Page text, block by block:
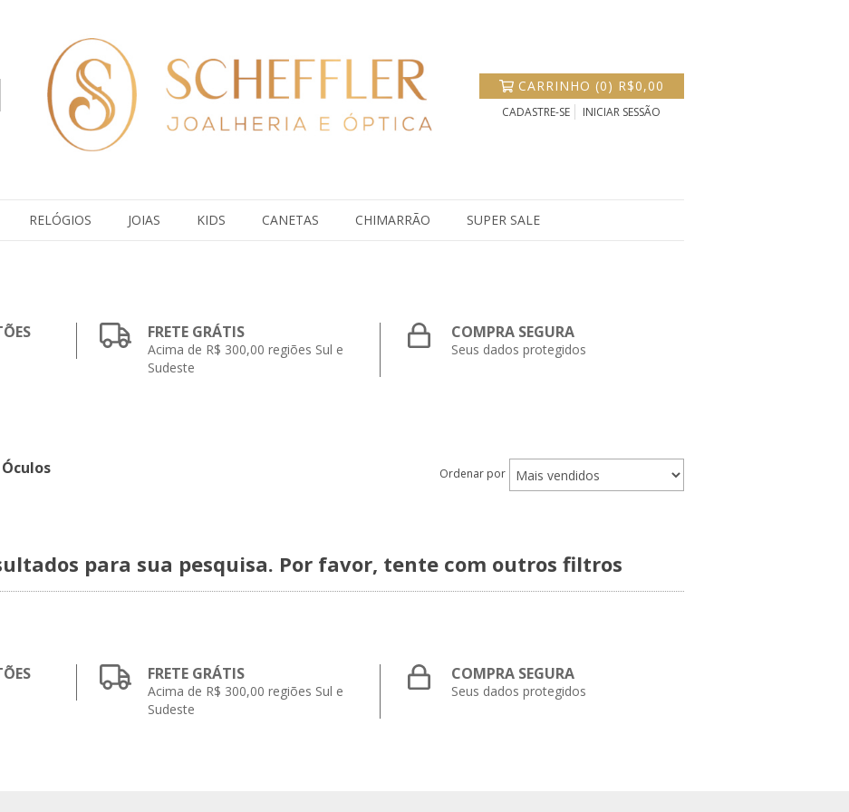
CARRINHO (0) R$0,00
CADASTRE-SE INICIAR SESSÃO
RELÓGIOS JOIAS KIDS CANETAS CHIMARRÃO SUPER SALE
FRETE GRÁTIS
Acima de R$ 300,00 regiões Sul e
Sudeste
COMPRA SEGURA
Seus dados protegidos
Ordenar por
para sua pesquisa. Por favor, tente com outros filtros
FRETE GRÁTIS
Acima de R$ 300,00 regiões Sul e
Sudeste
COMPRA SEGURA
Seus dados protegidos